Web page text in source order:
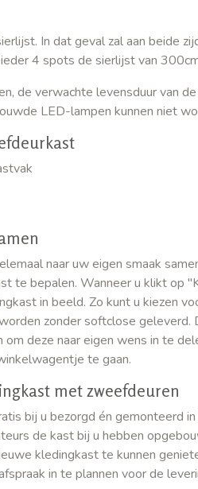
In dat geval zal aan beide
4 spots de sierlijst van
de verwachte levensduur van
LED-lampen kunnen niet
naar uw eigen smaak
te bepalen. Wanneer u klikt op
in beeld. Zo kunt u kiezen
zonder softclose
deze naar eigen wens in te
te gaan.
met zweefdeuren
bij u bezorgd én gemonteerd
de kast bij u hebben
kledingkast te kunnen
in te plannen voor de